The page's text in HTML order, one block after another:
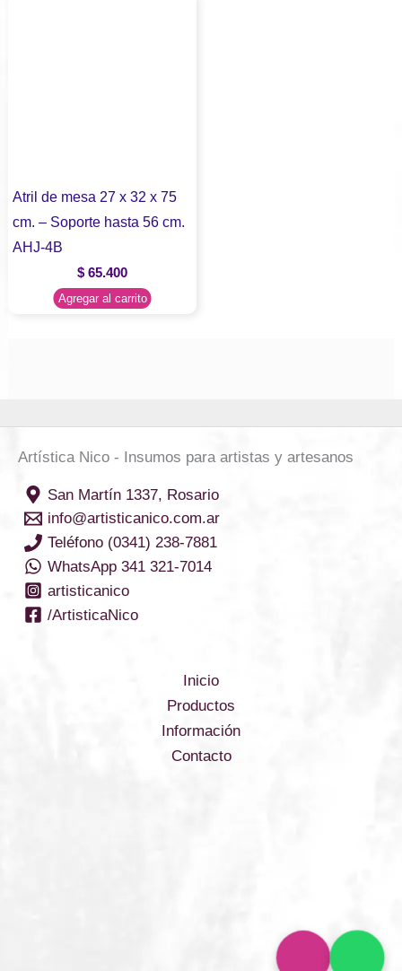
Atril de mesa 27 x 32 x 75
cm. – Soporte hasta 56 cm.
AHJ-4B
$ 65.400
Agregar al carrito
Artística Nico - Insumos para artistas y artesanos
San Martín 1337, Rosario
info@artisticanico.com.ar
Teléfono (0341) 238-7881
WhatsApp 341 321-7014
artisticanico
/ArtisticaNico
Inicio
Productos
Información
Contacto